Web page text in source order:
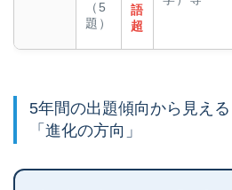
（5
題）
語
超
5年間の出題傾向から見え
「進化の方向」